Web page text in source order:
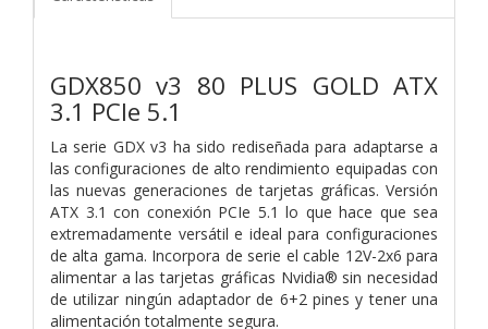
GDX850 v3 80 PLUS GOLD ATX
3.1 PCIe 5.1
La serie GDX v3 ha sido rediseñada para adaptarse a
las configuraciones de alto rendimiento equipadas con
las nuevas generaciones de tarjetas gráficas. Versión
ATX 3.1 con conexión PCIe 5.1 lo que hace que sea
extremadamente versátil e ideal para configuraciones
de alta gama. Incorpora de serie el cable 12V-2x6 para
alimentar a las tarjetas gráficas Nvidia® sin necesidad
de utilizar ningún adaptador de 6+2 pines y tener una
alimentación totalmente segura.